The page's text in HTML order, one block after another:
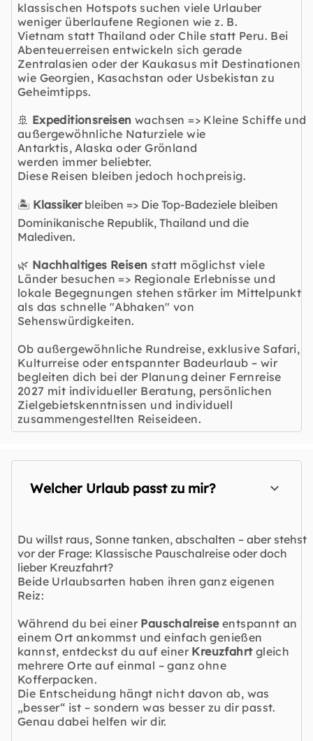
klassischen Hotspots suchen viele Urlauber
weniger überlaufene Regionen wie z. B.
Vietnam statt Thailand oder Chile statt Peru. Bei
Abenteuerreisen entwickeln sich gerade
Zentralasien oder der Kaukasus mit Destinationen
wie Georgien, Kasachstan oder Usbekistan zu
Geheimtipps.
🚢 Expeditionsreisenwachsen => Kleine Schiffe und
außergewöhnliche Naturziele wie
Antarktis, Alaska oderGrönland
werden immer beliebter.
Diese Reisen bleiben jedoch hochpreisig.
🏝️ Klassiker bleiben => Die Top-Badeziele bleiben
Dominikanische Republik, Thailand und die
Malediven.
🌿 Nachhaltiges Reisen statt möglichst viele
Länder besuchen => Regionale Erlebnisse und
lokale Begegnungen stehen stärker im Mittelpunkt
als das schnelle "Abhaken" von
Sehenswürdigkeiten.
Ob außergewöhnliche Rundreise, exklusive Safari,
Kulturreise oder entspannter Badeurlaub – wir
begleiten dich bei der Planung deiner Fernreise
2027 mit individueller Beratung, persönlichen
Zielgebietskenntnissen und individuell
zusammengestellten Reiseideen.
Welcher Urlaub passt zu mir?
Du willst raus, Sonne tanken, abschalten – aber stehst
vor der Frage: Klassische Pauschalreise oder doch
lieber Kreuzfahrt?
Beide Urlaubsarten haben ihren ganz eigenen
Reiz:
Während du bei einer Pauschalreiseentspannt an
einem Ort ankommst und einfach genießen
kannst, entdeckst du auf einer Kreuzfahrt gleich
mehrere Orte auf einmal – ganz ohne
Kofferpacken.
Die Entscheidung hängt nicht davon ab, was
„besser“ ist – sondern was besser zu dir passt.
Genau dabei helfen wir dir.